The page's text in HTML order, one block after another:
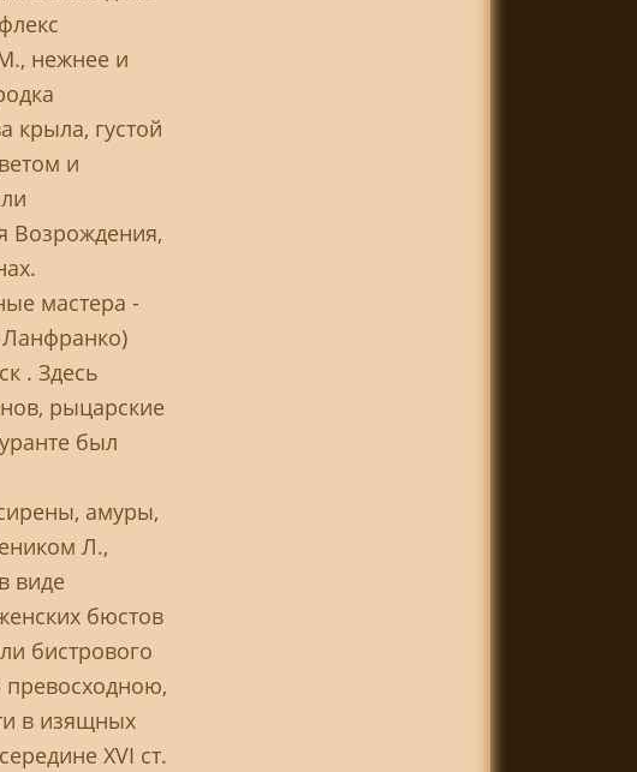
нежнее и
крыла, густой
и
Возрождения,
мастера -
. Здесь
рыцарские
был
амуры,
Л.,
виде
бюстов
бистрового
превосходною,
в изящных
XVI ст.